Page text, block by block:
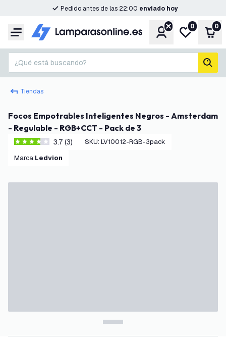
Pedido antes de las 22:00 enviado hoy
Menú CuentaMi lista de
0 0
¿Qué está buscando?
Tiendas
Focos Empotrables Inteligentes Negros - Amsterdam
- Regulable - RGB+CCT - Pack de 3
3.7 estrellas de puntuación
3.7 (3) SKU: LV10012-RGB-3pack
Marca: Ledvion